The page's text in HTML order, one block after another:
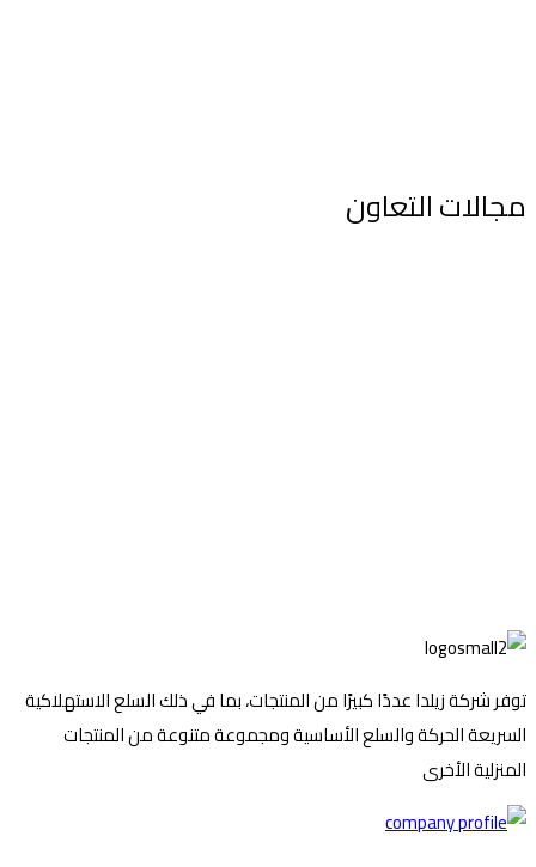
مجالات التعاون
توفر شركة زيلدا عددًا كبيرًا من المنتجات، بما في ذلك السلع الاستهلاكية
السريعة الحركة والسلع الأساسية ومجموعة متنوعة من المنتجات
المنزلية الأخرى